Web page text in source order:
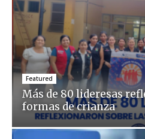
Featured
Más de 80 lideresas
formas de crianza